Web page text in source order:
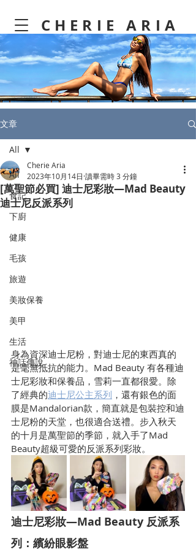
CHERIE ARIA
文章
All
食記
下廚
健康
毛孩
旅遊
美妝保養
美甲
生活
神話傳說
All
[萬聖節必買] 迪士尼彩妝—Mad Beauty
迪士尼反派系列
Cherie Aria
2023年10月14日 讀畢需時 3 分鐘
身為資深迪士尼粉，對迪士尼的東西真的
是毫無抵抗的能力。Mad Beauty 有各種迪
士尼彩妝和保養品，雪莉一直都很愛。除
了經典的迪士尼公主系列 ，還有銀色的面
膜是Mandalorian款，簡直就是包裝控和迪
士尼粉的天堂，也很適合送禮。步入秋天
的十月是萬聖節的季節，就入手了Mad
Beauty超級可愛的反派系列彩妝。
迪士尼彩妝—Mad Beauty 反派系
列：繽紛眼影盤